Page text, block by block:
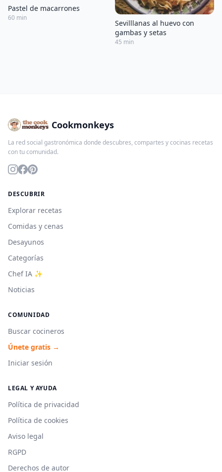
Pastel de macarrones
60 min
Sevilllanas al huevo con
gambas y setas
45 min
Cookmonkeys
La red social gastronómica donde descubres, compartes y cocinas recetas
con tu comunidad.
DESCUBRIR
Explorar recetas
Comidas y cenas
Desayunos
Categorías
Chef IA ✨
Noticias
COMUNIDAD
Buscar cocineros
Únete gratis →
Iniciar sesión
LEGAL Y AYUDA
Política de privacidad
Política de cookies
Aviso legal
RGPD
Derechos de autor